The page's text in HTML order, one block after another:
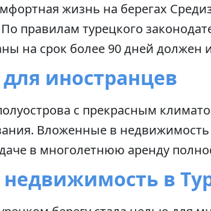
жизнь на берегах
правилам турецкого
на срок более 90 дней должен
иностранцев
с прекрасным
Вложенные в
в многолетнюю аренду
недвижимость в